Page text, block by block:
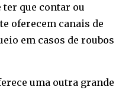
ter que contar ou
oferecem canais de
em casos de roubos
uma outra grande